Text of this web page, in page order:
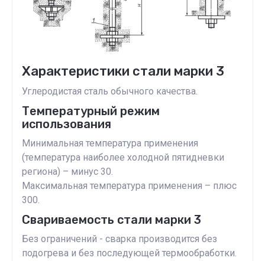
Характеристики стали марки 3
Углеродистая сталь обычного качества.
Температурный режим
использования
Минимальная температура применения
(температура наиболее холодной пятидневки
региона) – минус 30.
Максимальная температура применения – плюс
300.
Свариваемость стали марки 3
Без ограничений - сварка производится без
подогрева и без последующей термообработки.